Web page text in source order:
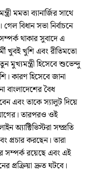
মমতা ব্যানার্জির সাথে
বিধান সভা নির্বাচনে
থাকার সুবাদে এ
খুবই খুশি এবং রীতিমতো
মুখ্যমন্ত্রী হিসেবে শুভেন্দু
কারণ হিসেবে জানা
বাংলাদেশের বৈধ
এবং তাকে স্যালুট দিয়ে
তারপরও ওই
অ্যাক্টিভিস্টরা সম্প্রতি
প্রচার করছেন। তারা
সম্পর্ক রয়েছে এবং এই
প্রক্রিয়া দ্রুত ঘটবে।